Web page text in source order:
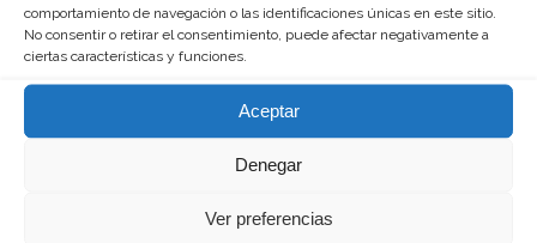
comportamiento de navegación o las identificaciones únicas en este sitio.
No consentir o retirar el consentimiento, puede afectar negativamente a
ciertas características y funciones.
Aceptar
Denegar
Ver preferencias
Quizás te puede interesar...